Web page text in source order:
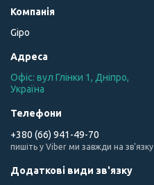
Gipo
Офіс: вул Глінки 1, Дніпро,
Україна
+380 (66) 941-49-70
пишіть у Viber ми завжди на зв'язку